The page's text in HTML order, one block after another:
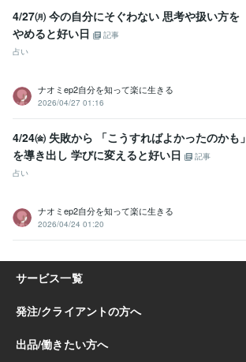
4/27㈪ 今の自分にそぐわない 思考や扱い方を
やめると好い日
記事
占い
ナオミep2自分を知って楽に生きる
2026/04/27 01:16
4/24㈮ 失敗から 「こうすればよかったのかも」
を導き出し 学びに変えると好い日
記事
占い
ナオミep2自分を知って楽に生きる
2026/04/24 01:20